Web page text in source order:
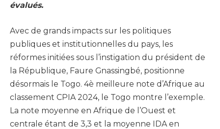
évalués.
Avec de grands impacts sur les politiques
publiques et institutionnelles du pays, les
réformes initiées sous l’instigation du président de
la République, Faure Gnassingbé, positionne
désormais le Togo. 4è meilleure note d’Afrique au
classement CPIA 2024, le Togo montre l’exemple.
La note moyenne en Afrique de l’Ouest et
centrale étant de 3,3 et la moyenne IDA en